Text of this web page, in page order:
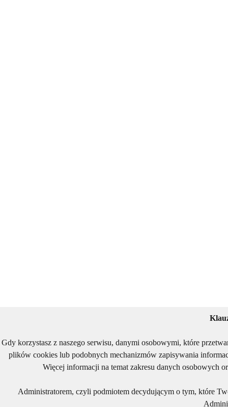
Gdy korzystasz z naszego serwisu, danymi osobowymi, które
plików cookies lub podobnych mechanizmów zapisywania
Więcej informacji na temat zakresu danych osobowych
Administratorem, czyli podmiotem decydującym o tym, które